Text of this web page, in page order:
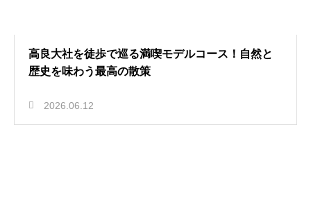
高良大社を徒歩で巡る満喫モデルコース！自然と
歴史を味わう最高の散策
2026.06.12